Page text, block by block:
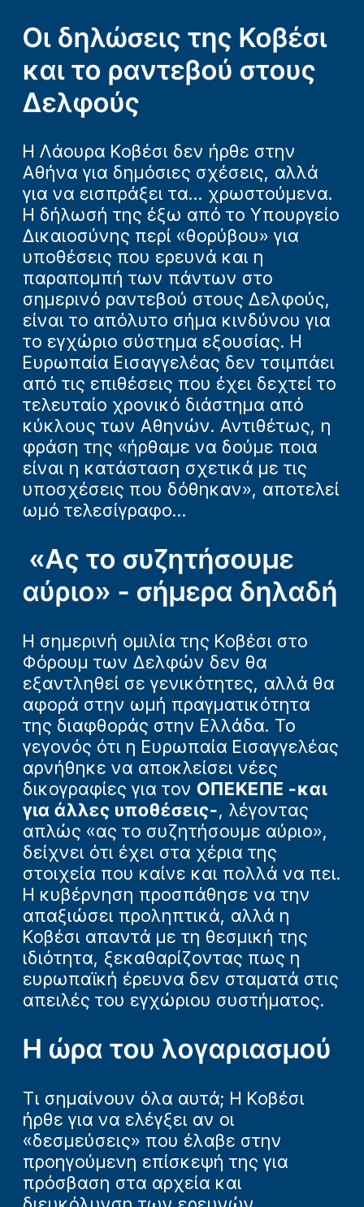
Οι δηλώσεις της Κοβέσι
και το ραντεβού στους
Δελφούς
Η Λάουρα Κοβέσι δεν ήρθε στην
Αθήνα για δημόσιες σχέσεις, αλλά
για να εισπράξει τα... χρωστούμενα.
Η δήλωσή της έξω από το Υπουργείο
Δικαιοσύνης περί «θορύβου» για
υποθέσεις που ερευνά και η
παραπομπή των πάντων στο
σημερινό ραντεβού στους Δελφούς,
είναι το απόλυτο σήμα κινδύνου για
το εγχώριο σύστημα εξουσίας. Η
Ευρωπαία Εισαγγελέας δεν τσιμπάει
από τις επιθέσεις που έχει δεχτεί το
τελευταίο χρονικό διάστημα από
κύκλους των Αθηνών. Αντιθέτως, η
φράση της «ήρθαμε να δούμε ποια
είναι η κατάσταση σχετικά με τις
υποσχέσεις που δόθηκαν», αποτελεί
ωμό τελεσίγραφο...
«Ας το συζητήσουμε
αύριο» - σήμερα δηλαδή
Η σημερινή ομιλία της Κοβέσι στο
Φόρουμ των Δελφών δεν θα
εξαντληθεί σε γενικότητες, αλλά θα
αφορά στην ωμή πραγματικότητα
της διαφθοράς στην Ελλάδα. Το
γεγονός ότι η Ευρωπαία Εισαγγελέας
αρνήθηκε να αποκλείσει νέες
δικογραφίες για τον ΟΠΕΚΕΠΕ -και
για άλλες υποθέσεις-, λέγοντας
απλώς «ας το συζητήσουμε αύριο»,
δείχνει ότι έχει στα χέρια της
στοιχεία που καίνε και πολλά να πει.
Η κυβέρνηση προσπάθησε να την
απαξιώσει προληπτικά, αλλά η
Κοβέσι απαντά με τη θεσμική της
ιδιότητα, ξεκαθαρίζοντας πως η
ευρωπαϊκή έρευνα δεν σταματά στις
απειλές του εγχώριου συστήματος.
Η ώρα του λογαριασμού
Τι σημαίνουν όλα αυτά; Η Κοβέσι
ήρθε για να ελέγξει αν οι
«δεσμεύσεις» που έλαβε στην
προηγούμενη επίσκεψή της για
πρόσβαση στα αρχεία και